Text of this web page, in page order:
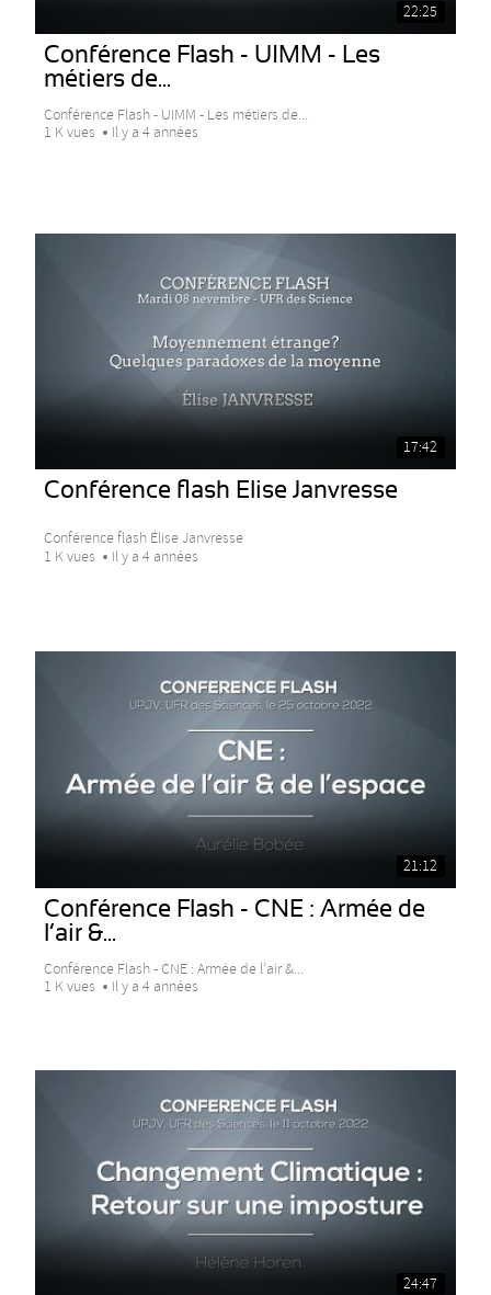
22:25
Conférence Flash - UIMM - Les
métiers de...
Conférence Flash - UIMM - Les métiers de...
1 K vues
Il y a 4 années
17:42
Conférence flash Elise Janvresse
Conférence flash Élise Janvresse
1 K vues
Il y a 4 années
21:12
Conférence Flash - CNE : Armée de
l’air &...
Conférence Flash - CNE : Armée de l’air &...
1 K vues
Il y a 4 années
24:47